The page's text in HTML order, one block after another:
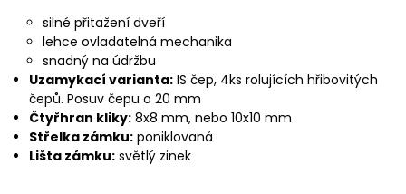
silné přitažení dveří
lehce ovladatelná mechanika
snadný na údržbu
Uzamykací varianta: IS čep, 4ks rolujících hřibovitých
čepů. Posuv čepu o 20 mm
Čtyřhran kliky: 8x8 mm, nebo 10x10 mm
Střelka zámku: poniklovaná
Lišta zámku: světlý zinek